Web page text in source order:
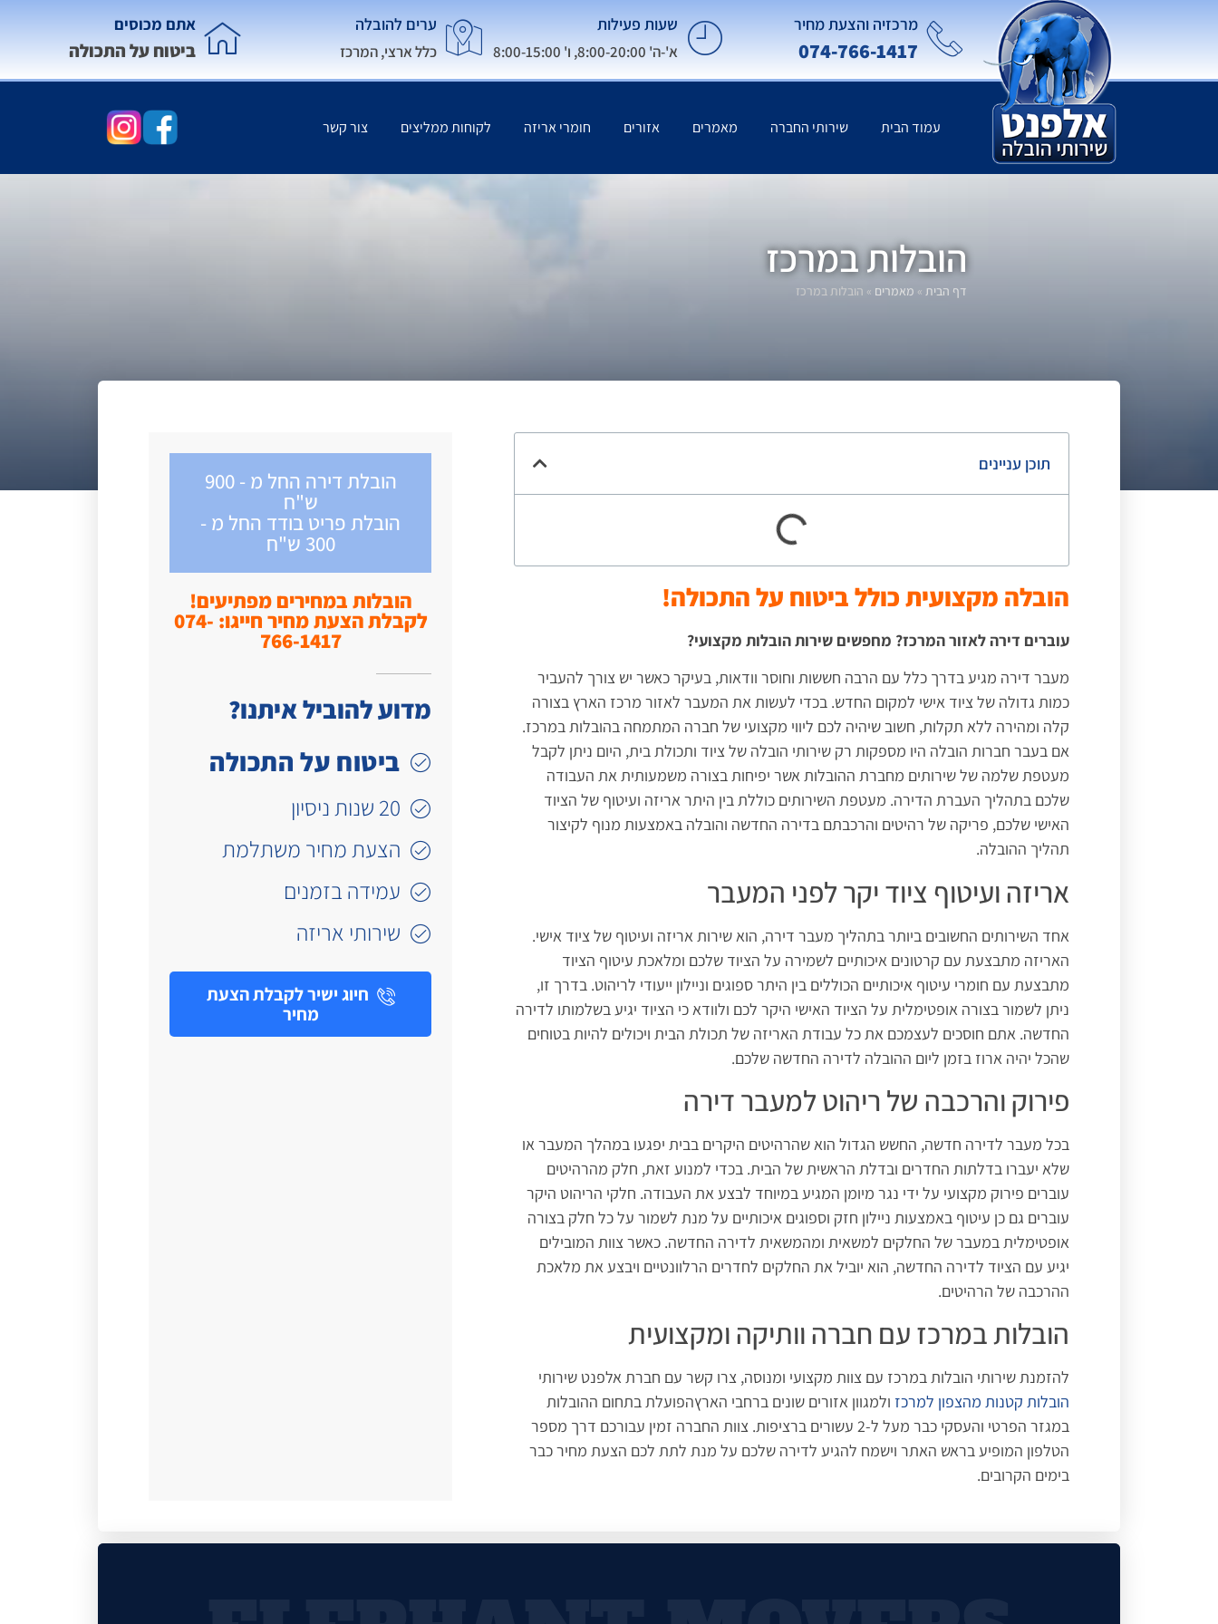
מרכזיה והצעת מחיר
074-766-1417
שעות פעילות
א'-ה' 8:00-20:00, ו' 8:00-15:00
ערים להובלה
כלל ארצי, המרכז
אתם מכוסים
ביטוח על התכולה
עמוד הבית שירותי החברה מאמרים אזורים חומרי אריזה לקוחות ממליצים צור קשר
הובלות במרכז
דף הבית» מאמרים » הובלות במרכז
תוכן עניינים
הובלה מקצועית כולל ביטוח על התכולה!
עוברים דירה לאזור המרכז? מחפשים שירות הובלות מקצועי?
מעבר דירה מגיע בדרך כלל עם הרבה חששות וחוסר וודאות, בעיקר כאשר יש צורך להעביר
כמות גדולה של ציוד אישי למקום החדש. בכדי לעשות את המעבר לאזור מרכז הארץ בצורה
קלה ומהירה ללא תקלות, חשוב שיהיה לכם ליווי מקצועי של חברה המתמחה בהובלות במרכז.
אם בעבר חברות הובלה היו מספקות רק שירותי הובלה של ציוד ותכולת בית, היום ניתן לקבל
מעטפת שלמה של שירותים מחברת ההובלות אשר יפיחות בצורה משמעותית את העבודה
שלכם בתהליך העברת הדירה. מעטפת השירותים כוללת בין היתר אריזה ועיטוף של הציוד
האישי שלכם, פריקה של רהיטים והרכבתם בדירה החדשה והובלה באמצעות מנוף לקיצור
תהליך ההובלה.
אריזה ועיטוף ציוד יקר לפני המעבר
אחד השירותים החשובים ביותר בתהליך מעבר דירה, הוא שירות אריזה ועיטוף של ציוד אישי.
האריזה מתבצעת עם קרטונים איכותיים לשמירה על הציוד שלכם ומלאכת עיטוף הציוד
מתבצעת עם חומרי עיטוף איכותיים הכוללים בין היתר ספוגים וניילון ייעודי לריהוט. בדרך זו,
ניתן לשמור בצורה אופטימלית על הציוד האישי היקר לכם ולוודא כי הציוד יגיע בשלמותו לדירה
החדשה. אתם חוסכים לעצמכם את כל עבודת האריזה של תכולת הבית ויכולים להיות בטוחים
שהכל יהיה ארוז בזמן ליום ההובלה לדירה החדשה שלכם.
פירוק והרכבה של ריהוט למעבר דירה
בכל מעבר לדירה חדשה, החשש הגדול הוא שהרהיטים היקרים בבית יפגעו במהלך המעבר או
שלא יעברו בדלתות החדרים ובדלת הראשית של הבית. בכדי למנוע זאת, חלק מהרהיטים
עוברים פירוק מקצועי על ידי נגר מיומן המגיע במיוחד לבצע את העבודה. חלקי הריהוט היקר
עוברים גם כן עיטוף באמצעות ניילון חזק וספוגים איכותיים על מנת לשמור על כל חלק בצורה
אופטימלית במעבר של החלקים למשאית ומהמשאית לדירה החדשה. כאשר צוות המובילים
יגיע עם הציוד לדירה החדשה, הוא יוביל את החלקים לחדרים הרלוונטיים ויבצע את מלאכת
ההרכבה של הרהיטים.
הובלות במרכז עם חברה וותיקה ומקצועית
להזמנת שירותי הובלות במרכז עם צוות מקצועי ומנוסה, צרו קשר עם חברת אלפנט שירותי
הובלות קטנות מהצפון למרכז ולמגוון אזורים שונים ברחבי הארץהפועלת בתחום ההובלות
במגזר הפרטי והעסקי כבר מעל ל-2 עשורים ברציפות. צוות החברה זמין עבורכם דרך מספר
הטלפון המופיע בראש האתר וישמח להגיע לדירה שלכם על מנת לתת לכם הצעת מחיר כבר
בימים הקרובים.
הובלת דירה החל מ - 900
ש"ח
הובלת פריט בודד החל מ -
300 ש"ח
הובלות במחירים מפתיעים!
לקבלת הצעת מחיר חייגו: 074-
766-1417
מדוע להוביל איתנו?
ביטוח על התכולה
20 שנות ניסיון
הצעת מחיר משתלמת
עמידה בזמנים
שירותי אריזה
חיוג ישיר לקבלת הצעת
מחיר